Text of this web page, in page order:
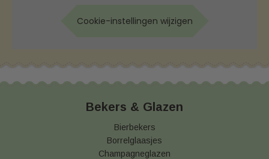
Cookie-instellingen wijzigen
Bekers & Glazen
Bierbekers
Borrelglaasjes
Champagneglazen